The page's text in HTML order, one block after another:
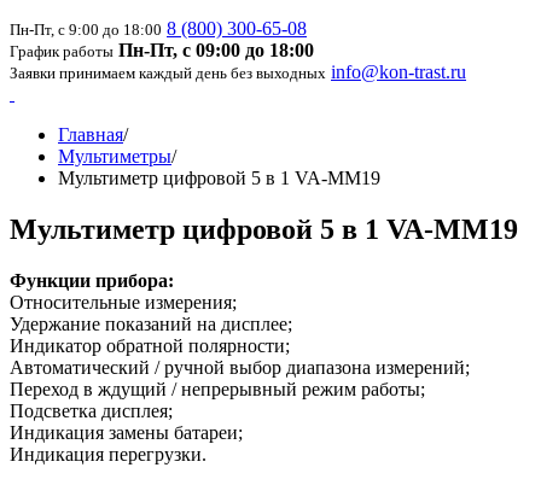
Пн-Пт, с 9:00 до 18:00 8 (800) 300-65-08
График работы Пн-Пт, с 09:00 до 18:00
Заявки принимаем каждый день без выходных info@kon-trast.ru
Главная/
Мультиметры/
Мультиметр цифровой 5 в 1 VA-MM19
Мультиметр цифровой 5 в 1 VA-MM19
Функции прибора:
Относительные измерения;
Удержание показаний на дисплее;
Индикатор обратной полярности;
Автоматический / ручной выбор диапазона измерений;
Переход в ждущий / непрерывный режим работы;
Подсветка дисплея;
Индикация замены батареи;
Индикация перегрузки.